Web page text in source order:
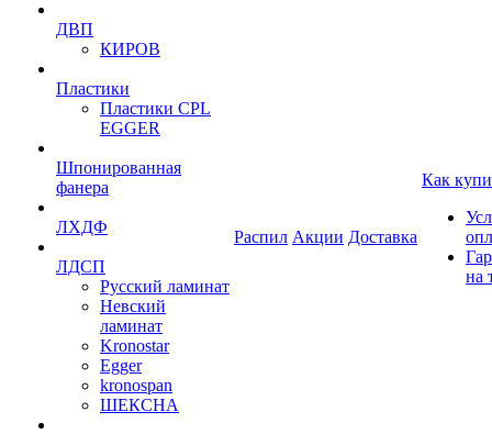
ДВП
КИРОВ
Пластики
Пластики CPL
EGGER
Шпонированная
фанера
ЛХДФ
ЛДСП
Русский ламинат
Невский
ламинат
Kronostar
Egger
kronospan
ШЕКСНА
Распил Акции Доставка
Как
на